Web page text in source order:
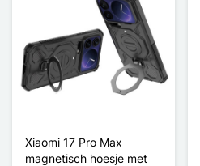
Xiaomi 17 Pro Max
magnetisch hoesje met